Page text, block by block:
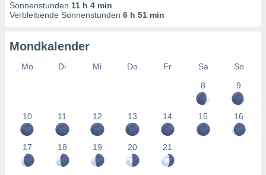
durch
von
Sonnenstunden 11 h 4 min
Verbleibende Sonnenstunden 6 h 51 min
Mondkalender
Mo Di Mi Do Fr Sa
So
8
9
10 11 12 13 14 15 16
17 18 19 20 21